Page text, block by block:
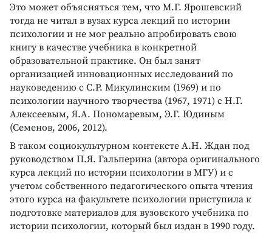
Это может объясняться тем, что М.Г. Ярошевский
тогда не читал в вузах курса лекций по истории
психологии и не мог реально апробировать свою
книгу в качестве учебника в конкретной
образовательной практике. Он был занят
организацией инновационных исследований по
науковедению с С.Р. Микулинским (1969) и по
психологии научного творчества (1967, 1971) с Н.Г.
Алексеевым, Я.А. Пономаревым, Э.Г. Юдиным
(Семенов, 2006, 2012).
В таком социокультурном контексте А.Н. Ждан под
руководством П.Я. Гальперина (автора оригинального
курса лекций по истории психологии в МГУ) и с
учетом собственного педагогического опыта чтения
этого курса на факультете психологии приступила к
подготовке материалов для вузовского учебника по
истории психологии, который был издан в 1990 году.